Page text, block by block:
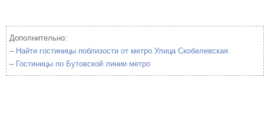
Дополнительно:
– Найти гостиницы поблизости от метро Улица Скобелевская
– Гостиницы по Бутовской линии метро